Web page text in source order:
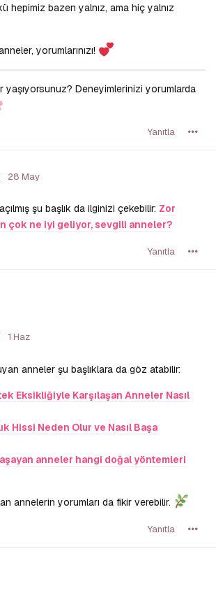
hepimiz bazen yalnız, ama hiç yalnız
yorumlarınızı!
yaşıyorsunuz? Deneyimlerinizi yorumlarda
Yanıtla
28 May
şu başlık da ilginizi çekebilir: Zor
çok ne iyi geliyor, sevgili anneler?
Yanıtla
1 Haz
anneler şu başlıklara da göz atabilir:
Eksikliğiyle Karşılaşan Anneler Nasıl
Hissi Neden Olur ve Nasıl Başa
anneler hangi doğal yöntemleri
annelerin yorumları da fikir verebilir.
Yanıtla